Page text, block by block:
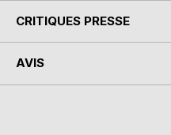
CRITIQUES PRESSE
AVIS